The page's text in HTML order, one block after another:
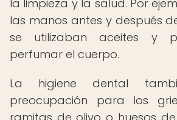
la limpieza y la salud. Por
las manos antes y después
se utilizaban aceites y
perfumar el cuerpo.
La higiene dental
preocupación para los